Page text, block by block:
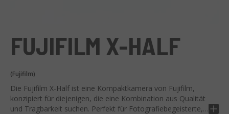
FUJIFILM X-HALF
(Fujifilm)
Die Fujifilm X-Half ist eine Kompaktkamera von Fujifilm,
konzipiert für diejenigen, die eine Kombination aus Qualität
und Tragbarkeit suchen. Perfekt für Fotografiebegeisterte,